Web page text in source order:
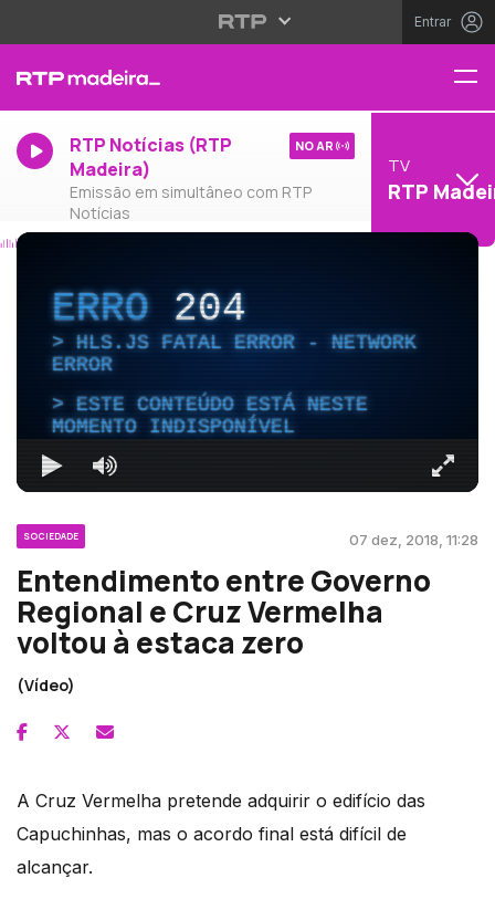
Entrar
RTP Notícias (RTP
Madeira)
Emissão em simultâneo com RTP
Notícias
NO AR
TV
RTP
ERRO204
HLS.JS FATAL ERROR - NETWORK
ERROR
ESTE CONTEÚDO ESTÁ NESTE
MOMENTO INDISPONÍVEL
SOCIEDADE 07 dez, 2018, 11:28
Entendimento entre Governo
Regional e Cruz Vermelha
voltou à estaca zero
(Vídeo)
A Cruz Vermelha pretende adquirir o edifício das
Capuchinhas, mas o acordo final está difícil de
alcançar.